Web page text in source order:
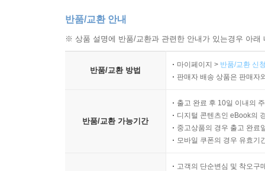
반품/교환 안내
※ 상품 설명에 반품/교환과 관련한 안내가 있는경우 아
반품/교환 방법
마이페이지 > 반품/교환 신
판매자 배송 상품은 판매자
반품/교환 가능기간
출고 완료 후 10일 이내의
디지털 콘텐츠인 eBook의
중고상품의 경우 출고 완료
모바일 쿠폰의 경우 유효기
고객의 단순변심 및 착오구